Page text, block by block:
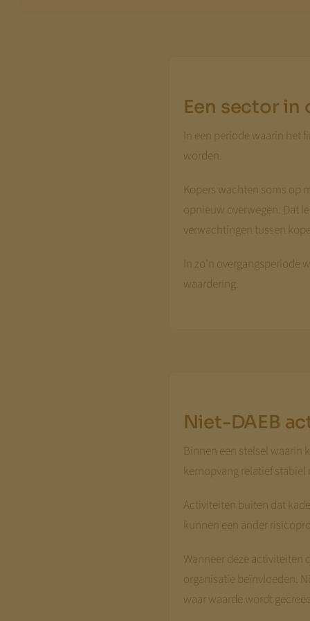
Een sector in
In een periode waarin
worden.
Kopers wachten soms op
opnieuw overwegen. Dat
verwachtingen tussen
In zo’n
waardering.
Niet-DAEB
Binnen een stelsel waarin
kernopvang relatief
Activiteiten buiten dat
kunnen een ander
Wanneer deze activiteiten
organisatie beïnvloeden.
waar waarde wordt